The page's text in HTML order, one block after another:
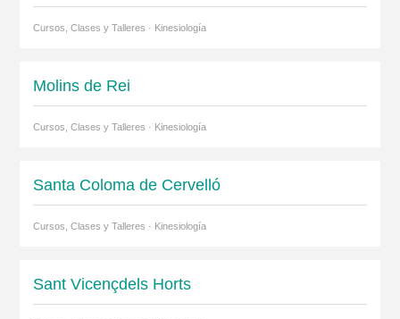
Cursos, Clases y Talleres · Kinesiología
Molins de Rei
Cursos, Clases y Talleres · Kinesiología
Santa Coloma de Cervelló
Cursos, Clases y Talleres · Kinesiología
Sant Vicençdels Horts